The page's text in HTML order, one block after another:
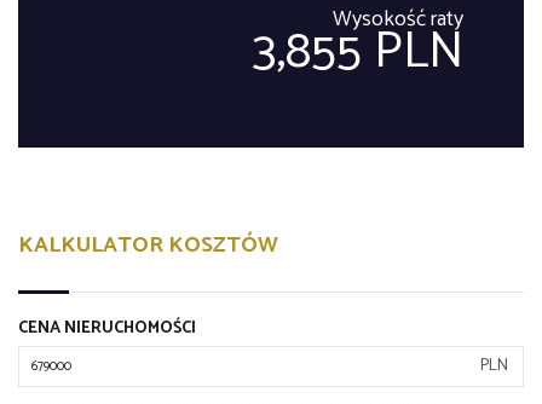
Wysokość raty
3,855 PLN
KALKULATOR KOSZTÓW
CENA NIERUCHOMOŚCI
PLN